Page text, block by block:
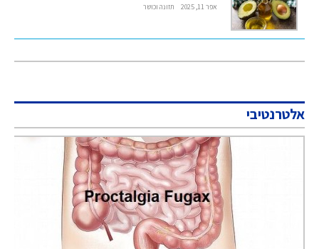
אפר 11, 2025 תזונה וכושר
אלטרנטיבי